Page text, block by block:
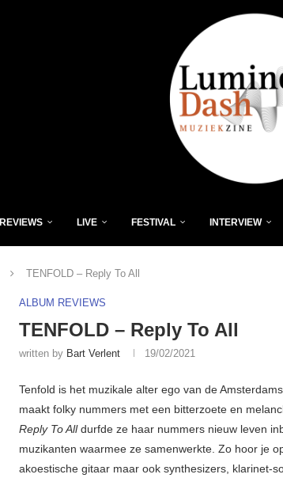
REVIEWS LIVE FESTIVAL INTERVIEW
TENFOLD – Reply To All
ALBUM REVIEWS
TENFOLD – Reply To All
written by Bart Verlent 19/02/2021
Tenfold is het muzikale alter ego van de
maakt folky nummers met een bitterzoete en
Reply To Alldurfde ze haar nummers nieuw leven
muzikanten waarmee ze samenwerkte. Zo hoor je
akoestische gitaar maar ook synthesizers, klarinet-